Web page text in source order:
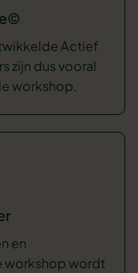
Actief
zijn dus vooral
workshop.
en
workshop wordt